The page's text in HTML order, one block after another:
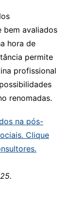
bem avaliados
hora de
permite
profissional
renomadas.
na pós-
Clique